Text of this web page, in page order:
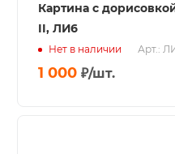
Картина с
II, ЛИ6
Нет в наличии Арт.:
1 000 ₽/шт.